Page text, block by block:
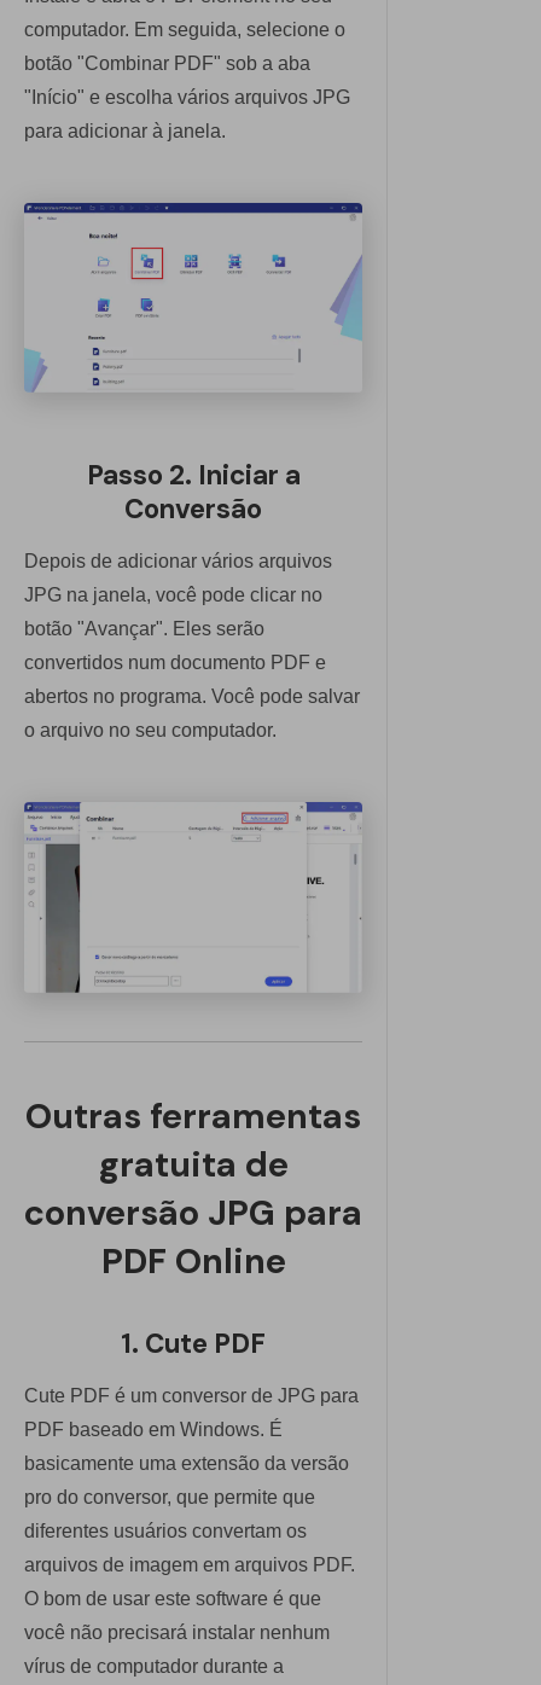
computador. Em seguida, selecione o
botão "Combinar PDF" sob a aba
"Início" e escolha vários arquivos JPG
para adicionar à janela.
Passo 2. Iniciar a
Conversão
Depois de adicionar vários arquivos
JPG na janela, você pode clicar no
botão "Avançar". Eles serão
convertidos num documento PDF e
abertos no programa. Você pode salvar
o arquivo no seu computador.
Outras ferramentas
gratuita de
conversão JPG para
PDF Online
1. Cute PDF
Cute PDF é um conversor de JPG para
PDF baseado em Windows. É
basicamente uma extensão da versão
pro do conversor, que permite que
diferentes usuários convertam os
arquivos de imagem em arquivos PDF.
O bom de usar este software é que
você não precisará instalar nenhum
vírus de computador durante a